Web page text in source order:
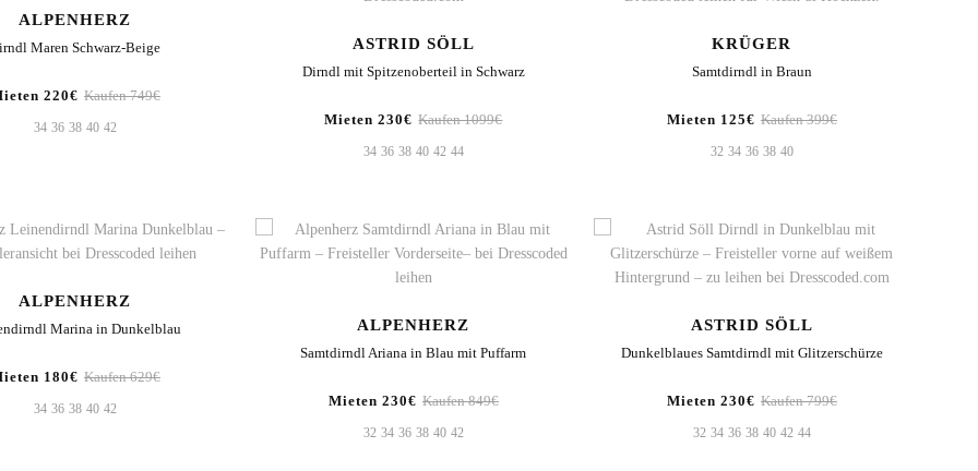
ALPENHERZ
Maren Schwarz-Beige
220€ Kaufen 749€
34 36 38 40 42
ASTRID SÖLL
Dirndl mit Spitzenoberteil in Schwarz
Mieten 230€ Kaufen 1099€
34 36 38 40 42 44
KRÜGER
Samtdirndl in Braun
Mieten 125€ Kaufen 399€
32 34 36 38 40
ALPENHERZ
Marina in Dunkelblau
180€ Kaufen 629€
34 36 38 40 42
ALPENHERZ
Samtdirndl Ariana in Blau mit Puffarm
Mieten 230€ Kaufen 849€
32 34 36 38 40 42
ASTRID SÖLL
Dunkelblaues Samtdirndl mit Glitzerschürze
Mieten 230€ Kaufen 799€
32 34 36 38 40 42 44